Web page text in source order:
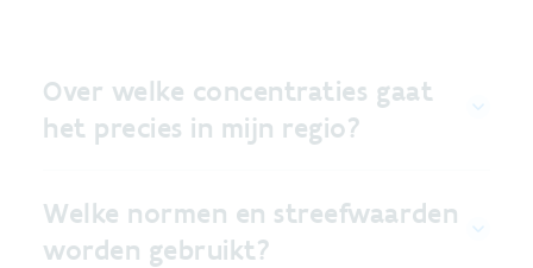
Over welke concentraties gaat
het precies in mijn regio?
Welke normen en streefwaarden
worden gebruikt?